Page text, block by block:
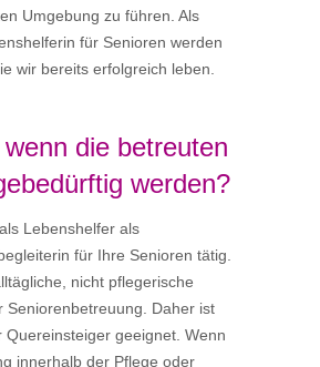
Umgebung zu führen. Als
für Senioren werden
wir bereits erfolgreich leben.
die betreuten
werden?
Lebenshelfer als
für Ihre Senioren tätig.
nicht pflegerische
Seniorenbetreuung. Daher ist
geeignet. Wenn
innerhalb der Pflege oder